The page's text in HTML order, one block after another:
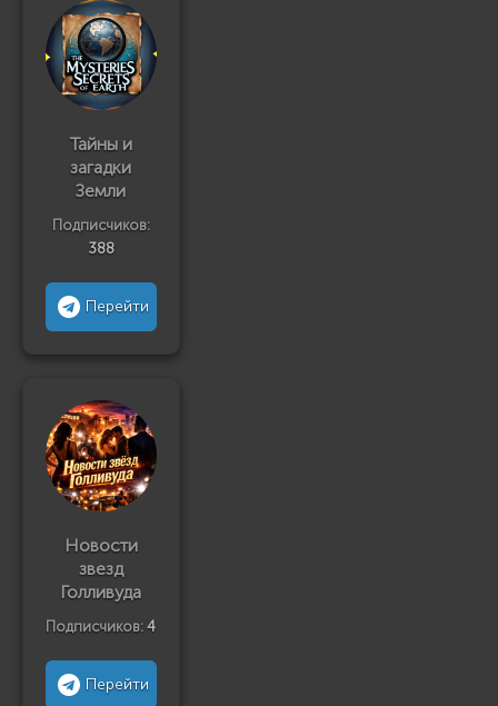
Тайны и
загадки
Земли
Подписчиков:
388
Перейти
Новости
звезд
Голливуда
Подписчиков:4
Перейти